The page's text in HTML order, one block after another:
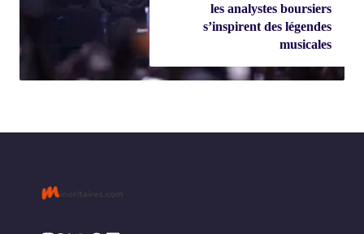
les analystes boursiers
s’inspirent des légendes
musicales